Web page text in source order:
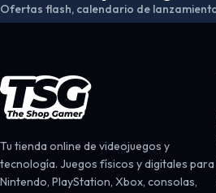
Ofertas flash, calendario de
Tu tienda online de videojuegos y
tecnología. Juegos físicos y digitales para
Nintendo, PlayStation, Xbox, consolas,